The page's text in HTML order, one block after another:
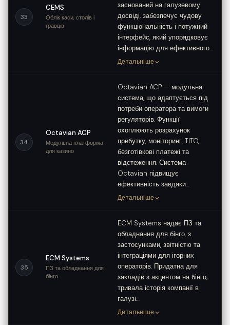
33
CEMS
Облік каси, столів і
гравців
заснований на галузевому
досвіді, забезпечує чудову
функціональність і потужний
інтерфейс, який упорядковує
інформацію для ефективного…
Детальніше
34
Octavian ACP
Модульна платформа
для казино
Octavian ACP — модульна
система, що адаптується під
потреби оператора та вимоги
регуляторів. Функції
охоплюють розрахунок
прибутку, моніторинг, TITO,
безготівкові платежі та
відстеження. Система
Octavian підвищує
ефективність завдяки…
Детальніше
35
ECM Systems
ПЗ та обладнання для
бінго
ECM Systems надає ПЗ та
обладнання для бінго, з
застосунками, звітністю та
інтеграціями для ігорних
операторів. Придатна для
закладів з акцентом на бінго;
тривала історія компанії в
галузі…
Детальніше